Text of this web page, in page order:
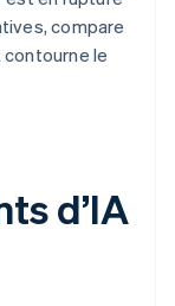
compare
le
d’IA